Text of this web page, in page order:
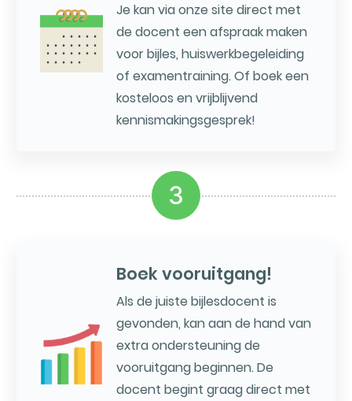
Je kan via onze site direct met
de docent een afspraak maken
voor bijles, huiswerkbegeleiding
of examentraining. Of boek een
kosteloos en vrijblijvend
kennismakingsgesprek!
3
Boek vooruitgang!
Als de juiste bijlesdocent is
gevonden, kan aan de hand van
extra ondersteuning de
vooruitgang beginnen. De
docent begint graag direct met